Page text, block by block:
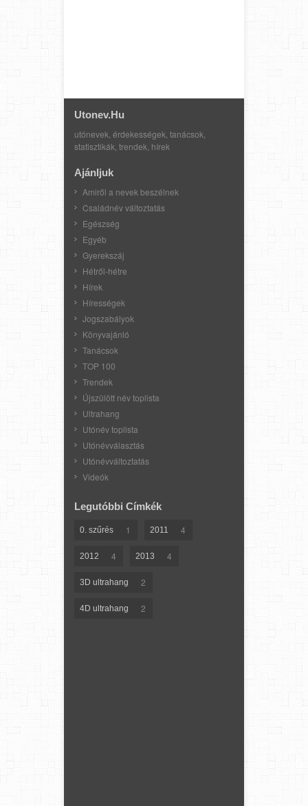
Utonev.hu
utónevek, érdekességek, tanácsok,
statisztikák, trendek, hírek
Ajánljuk
Amiről a nevek beszélnek
Családnév változtatás
Egészség
Egyéb
Gyerekszáj
Hétről-hétre
Hírek
Hírességek
Jogszabályok
Könyvajánló
Tanácsok
TOP 100
Trendek
Újszülött név toplista
Ultrahang
Utónév toplista
Utónévválasztás
Utónévváltoztatás
Videók
Legutóbbi Címkék
0. szűrés 1 2011 4
2012 4 2013 4
3D ultrahang 2
4D ultrahang 2